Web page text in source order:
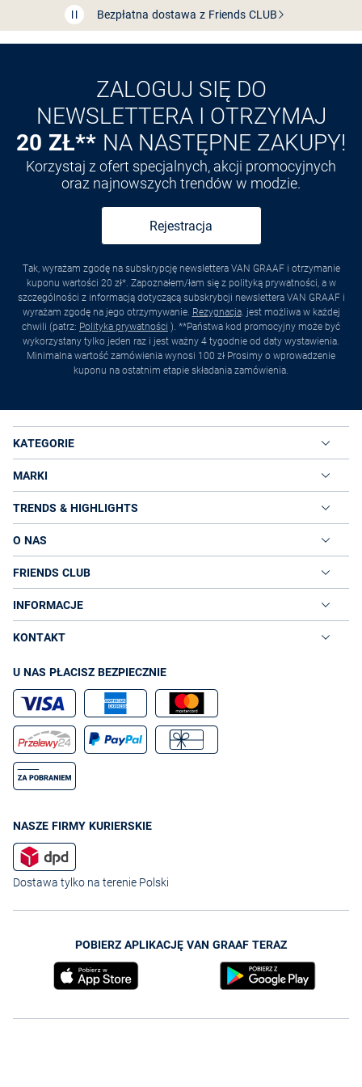
Przedłużenie czasu zwrotu towaru: 60 dni
Odkryj aplikację VANGRAAF
ZALOGUJ SIĘ DO
NEWSLETTERA I OTRZYMAJ
20 ZŁ** NA NASTĘPNE ZAKUPY!
Korzystaj z ofert specjalnych, akcji promocyjnych
oraz najnowszych trendów w modzie.
Rejestracja
Tak, wyrażam zgodę na subskrypcję newslettera VAN GRAAF i otrzymanie
kuponu wartości 20 zł*. Zapoznałem/łam się z polityką prywatności, a w
szczególności z informacją dotyczącą subskrybcji newslettera VAN GRAAF i
wyrażam zgodę na jego otrzymywanie. Rezygnacja. jest możliwa w każdej
chwili (patrz: Polityka prywatności ). **Państwa kod promocyjny może być
wykorzystany tylko jeden raz i jest ważny 4 tygodnie od daty wystawienia.
Minimalna wartość zamówienia wynosi 100 zł Prosimy o wprowadzenie
kuponu na ostatnim etapie składania zamówienia.
KATEGORIE
MARKI
TRENDS & HIGHLIGHTS
O NAS
FRIENDS CLUB
INFORMACJE
KONTAKT
U NAS PŁACISZ BEZPIECZNIE
NASZE FIRMY KURIERSKIE
Dostawa tylko na terenie Polski
POBIERZ APLIKACJĘ VAN GRAAF TERAZ